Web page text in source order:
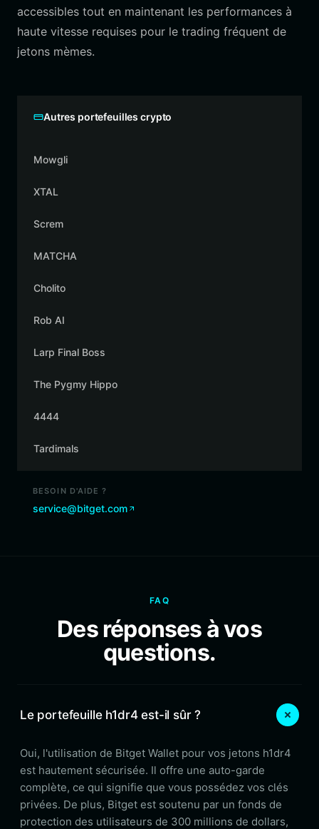
accessibles tout en maintenant les performances à
haute vitesse requises pour le trading fréquent de
jetons mèmes.
Autres portefeuilles crypto
Mowgli
XTAL
Screm
MATCHA
Cholito
Rob AI
Larp Final Boss
The Pygmy Hippo
4444
Tardimals
BESOIN D'AIDE ?
service@bitget.com
FAQ
Des réponses à vos
questions.
Le portefeuille h1dr4 est-il sûr ?
Oui, l'utilisation de Bitget Wallet pour vos jetons h1dr4
est hautement sécurisée. Il offre une auto-garde
complète, ce qui signifie que vous possédez vos clés
privées. De plus, Bitget est soutenu par un fonds de
protection des utilisateurs de 300 millions de dollars,